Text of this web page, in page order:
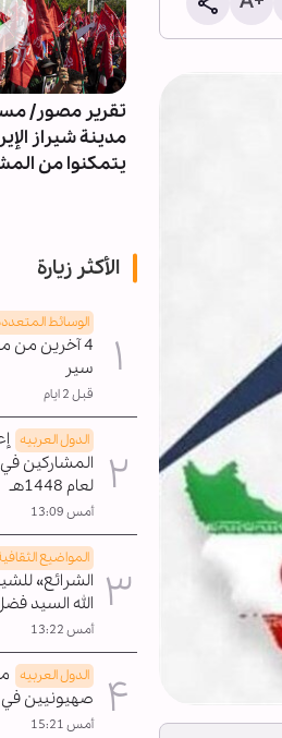
تقرير مصور/
مدينة شيراز
يتمكنوا من
الأكثر زيارة
الوسائط
4 آخرين من
سير
قبل 2 ايام
الدول العربیه
المشاركين في
لعام 1448هـ
أمس 13:09
المواضیع
الشرائع»
الله السيد
أمس 13:22
الدول العربیه
صهيونيين في
أمس 15:21